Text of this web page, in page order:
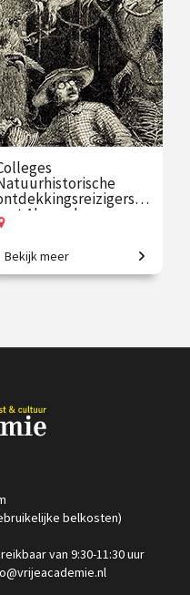
€ 17.50
4
afleveringen
Speeltijd 1 uur
VAthuis
Alexander
In het spoor van de grote
sep.
Bekijk meer
belkosten)
van 9:30-11:30 uur